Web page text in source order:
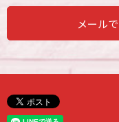
メール